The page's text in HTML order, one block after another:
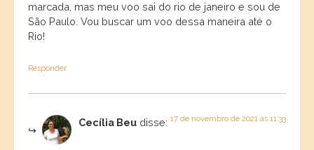
marcada, mas meu voo sai do rio de janeiro e sou de
São Paulo. Vou buscar um voo dessa maneira até o
Rio!
Responder
Cecília Beu disse: 17 de novembro de 2021 às 11:33